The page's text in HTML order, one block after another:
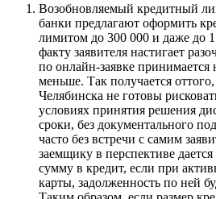
Возобновляемый кредитный
банки предлагают оформить
лимитом до 300 000 и даже до
факту заявителя настигает
по онлайн-заявке принимается
меньше. Так получается
Челябинска не готовы
условиях принятия решения
сроки, без документального
часто без встречи с самим
заемщику в перспективе
сумму в кредит, если при
карты, задолженность по ней